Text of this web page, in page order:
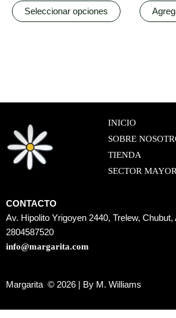
Seleccionar opciones
product
INICIO
SOBRE
TIENDA
SECTOR
CONTACTO
Av. Hipolito Yrigoyen 2440, Trelew, Chubut,
2804587520
info@margarita.com
Margarita © 2026 | By M. Williams